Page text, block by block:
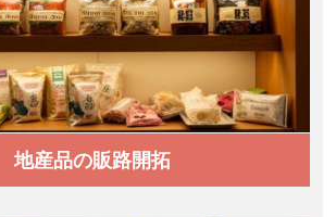
地産品の販路開拓